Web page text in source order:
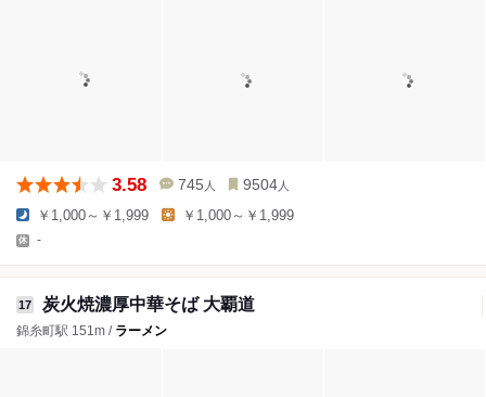
3.58 745 人 9504 人
￥1,000～￥1,999 ￥1,000～￥1,999
-
17 炭火焼濃厚中華そば 大覇道
錦糸町駅 151m / ラーメン